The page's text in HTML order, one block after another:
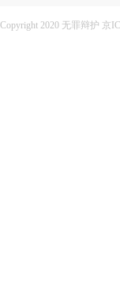
Copyright 2020 无罪辩护 京